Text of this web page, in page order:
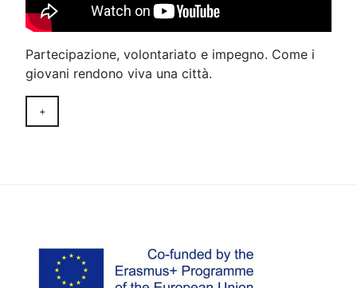
Partecipazione, volontariato e impegno. Come i
giovani rendono viva una città.
+